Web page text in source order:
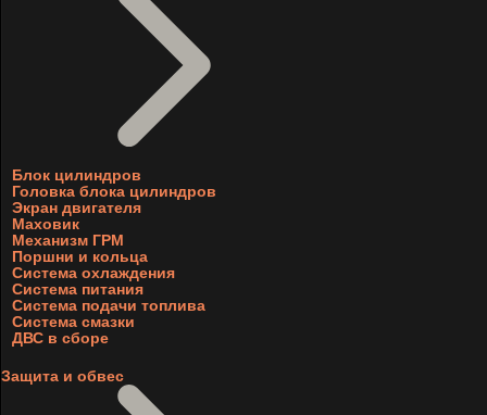
Блок цилиндров
Головка блока цилиндров
Экран двигателя
Маховик
Механизм ГРМ
Поршни и кольца
Система охлаждения
Система питания
Система подачи топлива
Система смазки
ДВС в сборе
Защита и обвес